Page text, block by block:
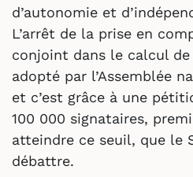
d’autonomie et
L’arrêt de la prise en
conjoint dans le calcul de
adopté par l’Assemblée
et c’est grâce à une
100 000 signataires,
atteindre ce seuil, que le
débattre.